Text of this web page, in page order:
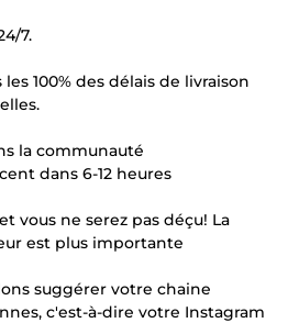
7.
100% des délais de livraison
la communauté
dans 6-12 heures
vous ne serez pas déçu! La
est plus importante
suggérer votre chaine
c'est-à-dire votre Instagram